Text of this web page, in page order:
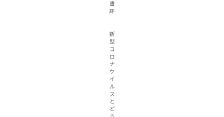
書
評
新
型
コ
ロ
ナ
ウ
イ
ル
ス
と
ど